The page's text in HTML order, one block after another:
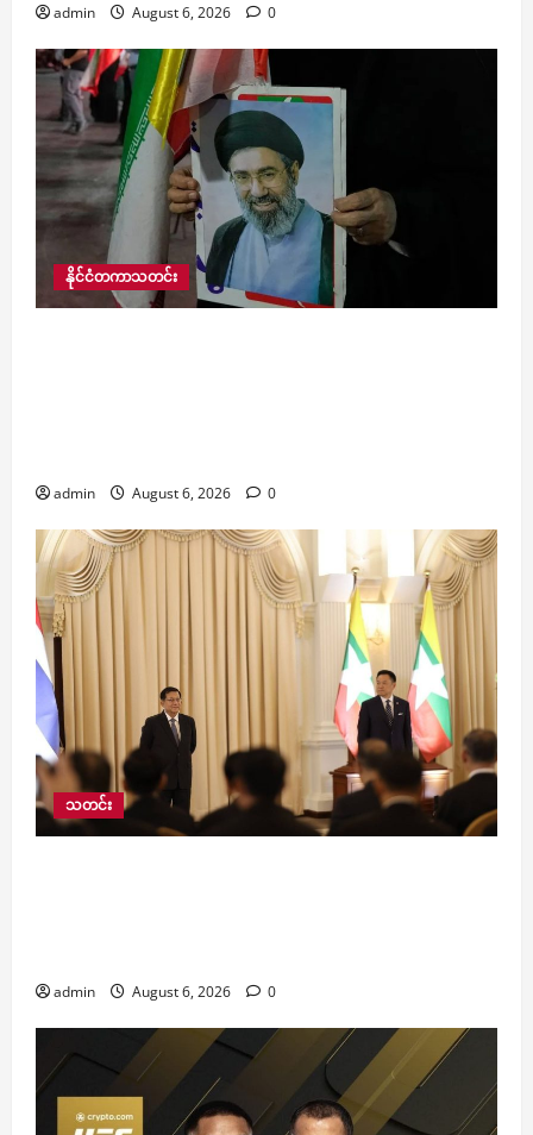
admin August 6, 2026 0
နိုင်ငံတကာသတင်း
admin August 6, 2026 0
သတင်း
admin August 6, 2026 0